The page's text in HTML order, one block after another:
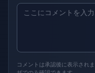
コメントは承認後に表示され